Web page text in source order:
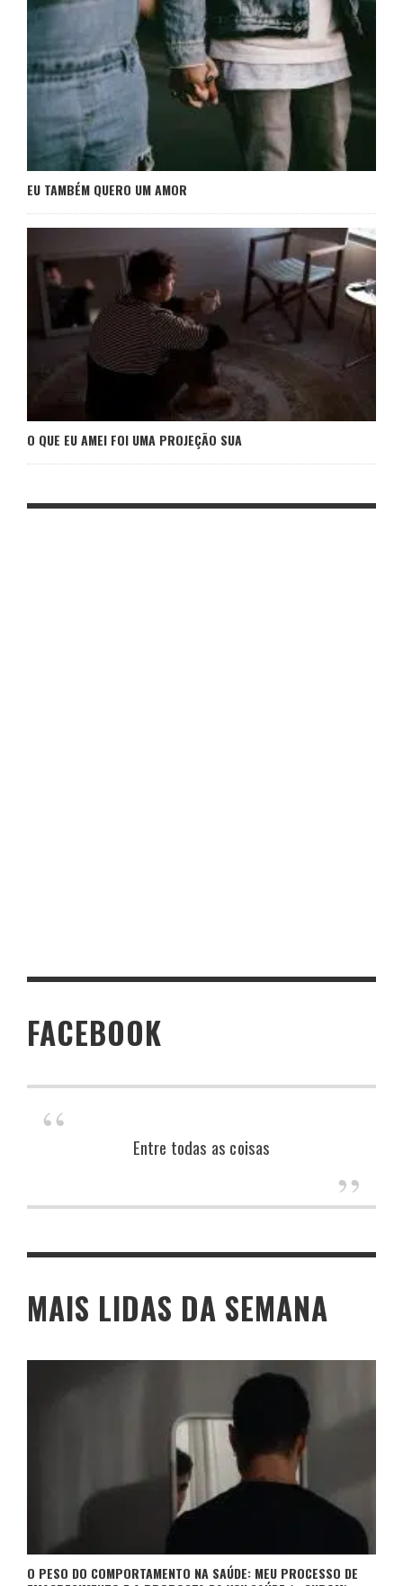
EU TAMBÉM QUERO UM AMOR
O QUE EU AMEI FOI UMA PROJEÇÃO SUA
FACEBOOK
Entre todas as coisas
MAIS LIDAS DA SEMANA
O PESO DO COMPORTAMENTO NA SAÚDE: MEU PROCESSO DE